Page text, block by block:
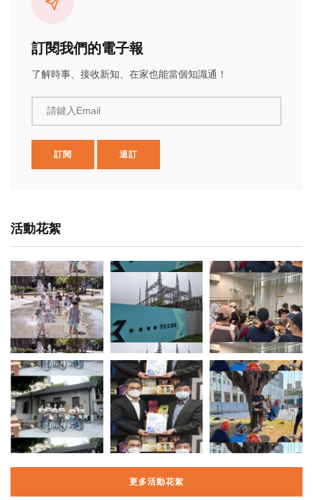
訂閱我們的電子報
了解時事、接收新知、在家也能當個知識通！
請鍵入Email
訂閱 退訂
活動花絮
更多活動花絮